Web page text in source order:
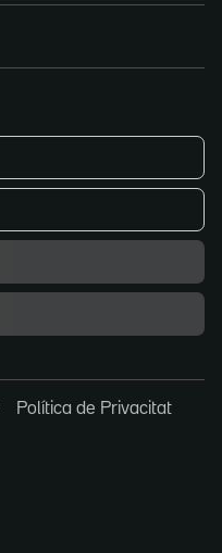
Política de Privacitat